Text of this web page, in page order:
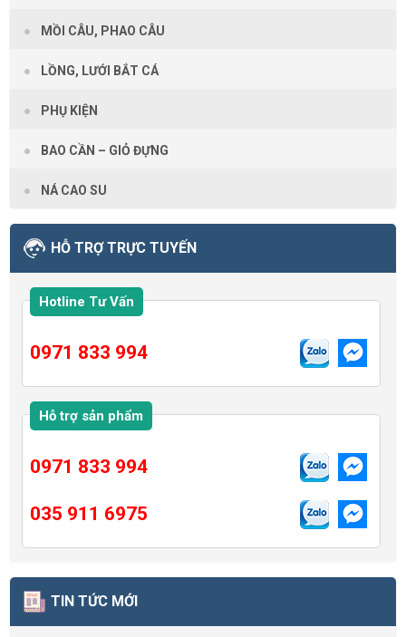
MỒI CÂU, PHAO CÂU
LỒNG, LƯỚI BẮT CÁ
PHỤ KIỆN
BAO CẦN – GIỎ ĐỰNG
NÁ CAO SU
HỖ TRỢ TRỰC TUYẾN
Hotline Tư Vấn
0971 833 994
Hỗ trợ sản phẩm
0971 833 994
035 911 6975
TIN TỨC MỚI